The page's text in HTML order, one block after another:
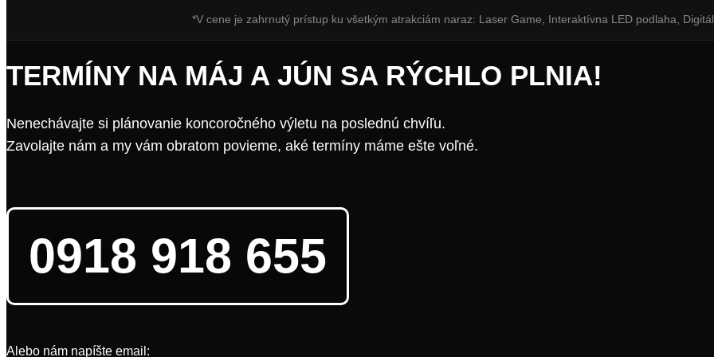
*V cene je zahrnutý prístup ku všetkým atrakciám naraz: Laser Game, Interaktívna LED podlaha,
TERMÍNY NA MÁJ A JÚN SA RÝCHLO PLNIA!
Nenechávajte si plánovanie koncoročného výletu na poslednú chvíľu.
Zavolajte nám a my vám obratom povieme, aké termíny máme ešte voľné.
0918 918 655
Alebo nám napíšte email: